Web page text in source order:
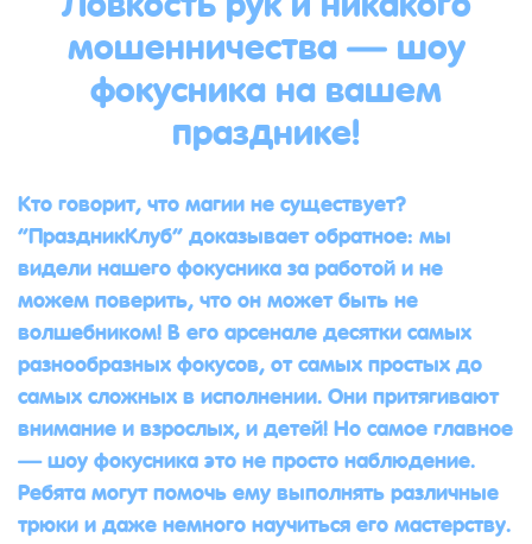
мошенничества — шоу
фокусника на вашем
празднике!
Кто говорит, что магии не существует?
“ПраздникКлуб” доказывает обратное: мы
видели нашего фокусника за работой и не
можем поверить, что он может быть не
волшебником! В его арсенале десятки самых
разнообразных фокусов, от самых простых до
самых сложных в исполнении. Они притягивают
внимание и взрослых, и детей! Но самое главное
— шоу фокусника это не просто наблюдение.
Ребята могут помочь ему выполнять различные
трюки и даже немного научиться его мастерству.